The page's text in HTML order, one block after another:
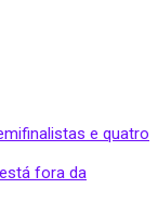
e quatro
está fora da